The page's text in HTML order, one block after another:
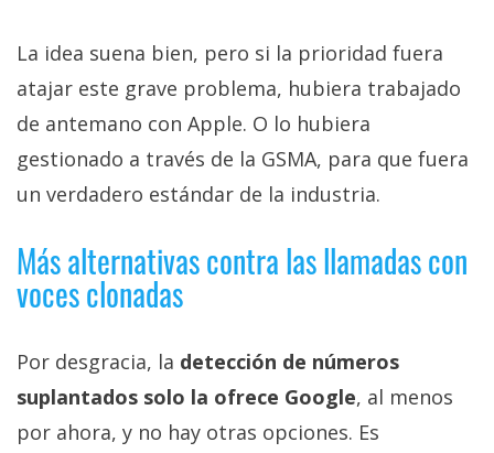
La idea suena bien, pero si la prioridad fuera
atajar este grave problema, hubiera trabajado
de antemano con Apple. O lo hubiera
gestionado a través de la GSMA, para que fuera
un verdadero estándar de la industria.
Más alternativas contra las llamadas con
voces clonadas
Por desgracia, la detección de números
suplantados solo la ofrece Google, al menos
por ahora, y no hay otras opciones. Es